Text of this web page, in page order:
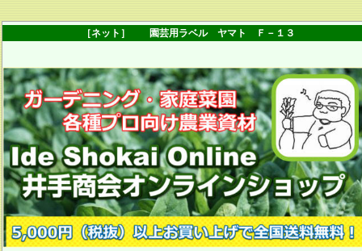
［ネット］ 園芸用ラベル ヤマト Ｆ－１３